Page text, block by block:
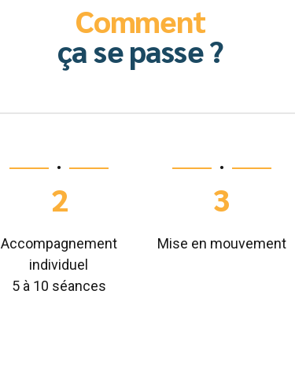
Comment
ça se passe ?
•
2
Accompagnement
individuel
5 à 10 séances
•
3
Mise en mouvement